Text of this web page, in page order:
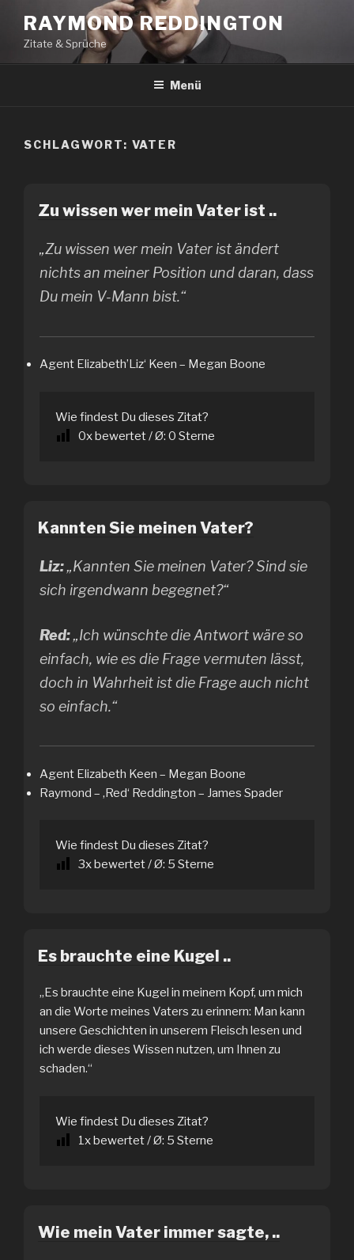
Inhalt
springen
RAYMOND REDDINGTON
Zitate & Sprüche
Menü
SCHLAGWORT: VATER
Zu wissen wer mein Vater ist ..
„Zu wissen wer mein Vater ist ändert
nichts an meiner Position und daran, dass
Du mein V-Mann bist.“
Agent Elizabeth’Liz‘ Keen – Megan Boone
Wie findest Du dieses Zitat?
0x bewertet / Ø: 0 Sterne
Kannten Sie meinen Vater?
Liz:„Kannten Sie meinen Vater? Sind sie
sich irgendwann begegnet?“
Red:„Ich wünschte die Antwort wäre so
einfach, wie es die Frage vermuten lässt,
doch in Wahrheit ist die Frage auch nicht
so einfach.“
Agent Elizabeth Keen – Megan Boone
Raymond – ‚Red‘ Reddington – James Spader
Wie findest Du dieses Zitat?
3x bewertet / Ø: 5 Sterne
Es brauchte eine Kugel ..
„Es brauchte eine Kugel in meinem Kopf, um mich
an die Worte meines Vaters zu erinnern: Man kann
unsere Geschichten in unserem Fleisch lesen und
ich werde dieses Wissen nutzen, um Ihnen zu
schaden.“
Wie findest Du dieses Zitat?
1 x bewertet / Ø: 5 Sterne
Wie mein Vater immer sagte, ..